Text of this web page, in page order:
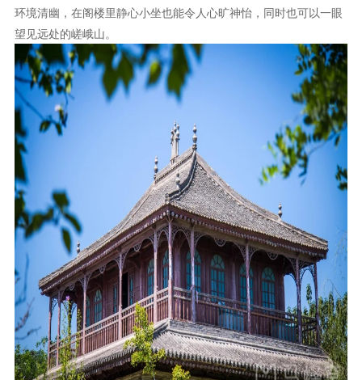
环境清幽，在阁楼里静心小坐也能令人心旷神怡，同时也可以一眼
望见远处的嵯峨山。